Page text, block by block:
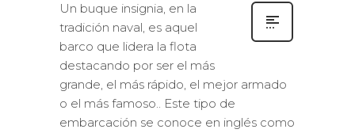
Un buque insignia, en la
tradición naval, es aquel
barco que lidera la flota
destacando por ser el más
grande, el más rápido, el mejor armado
o el más famoso.. Este tipo de
embarcación se conoce en inglés como